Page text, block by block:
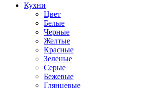
Кухни
Цвет
Белые
Черные
Желтые
Красные
Зеленые
Серые
Бежевые
Глянцевые